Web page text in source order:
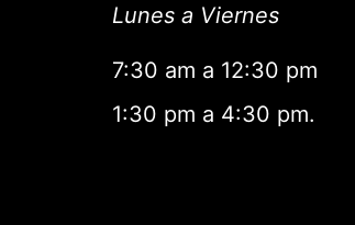
Lunes a Viernes
7:30 am a 12:30 pm
1:30 pm a 4:30 pm.